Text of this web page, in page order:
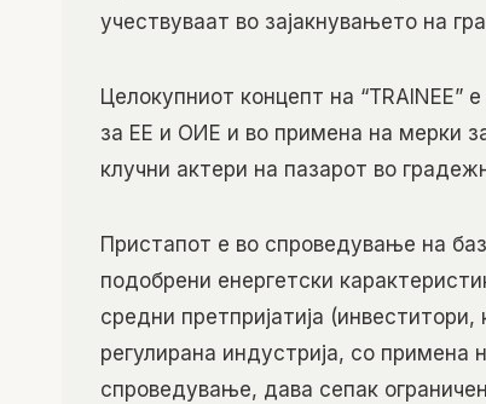
учествуваат во зајакнувањето на
Целокупниот концепт на
за ЕЕ и ОИЕ и во примена на мерки
клучни актери на пазарот во
Пристапот е во спроведување на
подобрени енергетски
средни претпријатија
регулирана индустрија, со примена
спроведување, дава сепак